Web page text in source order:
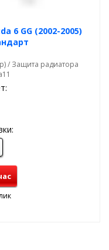
6 GG (2002-2005)
/ Защита радиатора